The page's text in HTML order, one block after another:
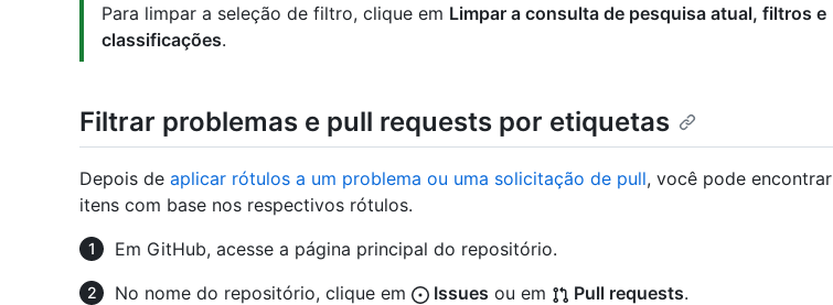
Para limpar a seleção de filtro, clique em Limpar a consulta de pesquisa atual, filtros e
classificações.
Filtrar problemas e pull requests por etiquetas
Depois de aplicar rótulos a um problema ou uma solicitação de pull, você pode encontrar
itens com base nos respectivos rótulos.
Em GitHub, acesse a página principal do repositório.
No nome do repositório, clique em
Issues ou em Pull requests.